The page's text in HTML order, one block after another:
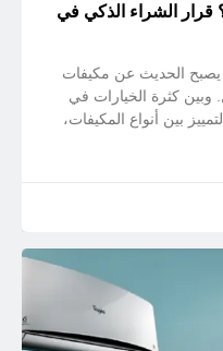
الشراء الذكي في
يصبح الحديث عن مكيفات
كثرة الخيارات في
بين أنواع المكيفات،